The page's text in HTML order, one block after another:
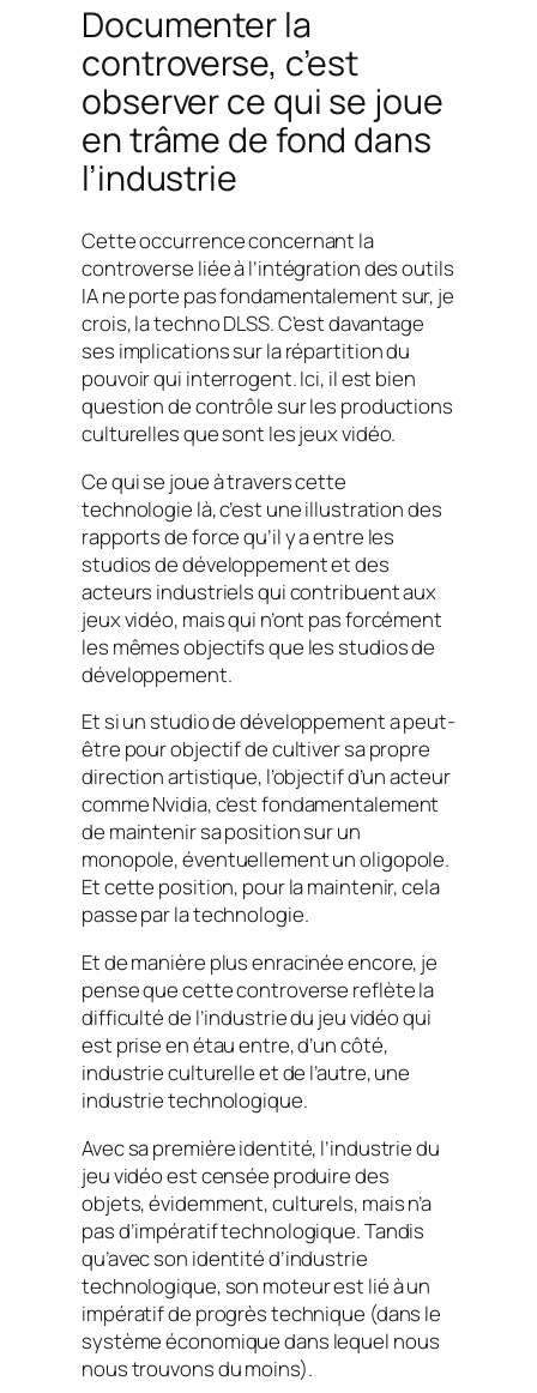
Documenter la
controverse, c’est
observer ce qui se joue
en trâme de fond dans
l’industrie
Cette occurrence concernant la
controverse liée à l’intégration des outils
IA ne porte pas fondamentalement sur, je
crois, la techno DLSS. C’est davantage
ses implications sur la répartition du
pouvoir qui interrogent. Ici, il est bien
question de contrôle sur les productions
culturelles que sont les jeux vidéo.
Ce qui se joue à travers cette
technologie là, c’est une illustration des
rapports de force qu’il y a entre les
studios de développement et des
acteurs industriels qui contribuent aux
jeux vidéo, mais qui n’ont pas forcément
les mêmes objectifs que les studios de
développement.
Et si un studio de développement a peut-
être pour objectif de cultiver sa propre
direction artistique, l’objectif d’un acteur
comme Nvidia, c’est fondamentalement
de maintenir sa position sur un
monopole, éventuellement un oligopole.
Et cette position, pour la maintenir, cela
passe par la technologie.
Et de manière plus enracinée encore, je
pense que cette controverse reflète la
difficulté de l’industrie du jeu vidéo qui
est prise en étau entre, d’un côté,
industrie culturelle et de l’autre, une
industrie technologique.
Avec sa première identité, l’industrie du
jeu vidéo est censée produire des
objets, évidemment, culturels, mais n’a
pas d’impératif technologique. Tandis
qu’avec son identité d’industrie
technologique, son moteur est lié à un
impératif de progrès technique (dans le
système économique dans lequel nous
nous trouvons du moins).